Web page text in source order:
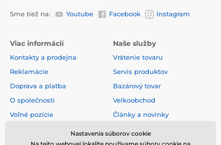
Sme tiež na: Youtube Facebook Instagram
Viac informácií
Kontakty a prodejna
Reklamácie
Doprava a platba
O společnosti
Voľné pozície
Naše služby
Vrátenie tovaru
Servis produktov
Bazárový tovar
Velkoobchod
Články a novinky
Nastavenia súborov cookie